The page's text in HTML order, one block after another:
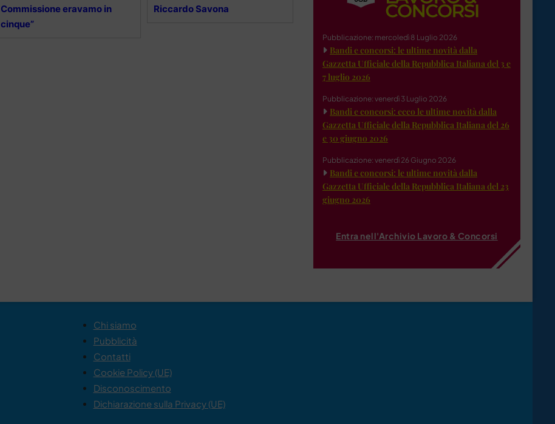
Commissione eravamo in
cinque”
Riccardo Savona
Pubblicazione: mercoledì 8 Luglio 2026
Bandi e concorsi: le ultime novità dalla
Gazzetta Ufficiale della Repubblica Italiana del 3 e
7 luglio 2026
Pubblicazione: venerdì 3 Luglio 2026
Bandi e concorsi: ecco le ultime novità dalla
Gazzetta Ufficiale della Repubblica Italiana del 26
e 30 giugno 2026
Pubblicazione: venerdì 26 Giugno 2026
Bandi e concorsi: le ultime novità dalla
Gazzetta Ufficiale della Repubblica Italiana del 23
giugno 2026
Entra nell'Archivio Lavoro & Concorsi
Chi siamo
Pubblicità
Contatti
Cookie Policy (UE)
Disconoscimento
Dichiarazione sulla Privacy (UE)